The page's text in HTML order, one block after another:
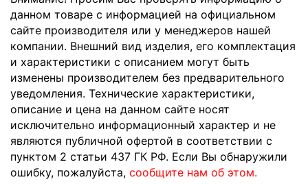
данном товаре с информацией на официальном
сайте производителя или у менеджеров нашей
компании. Внешний вид изделия, его комплектация
и характеристики с описанием могут быть
изменены производителем без предварительного
уведомления. Технические характеристики,
описание и цена на данном сайте носят
исключительно информационный характер и не
являются публичной офертой в соответствии с
пунктом 2 статьи 437 ГК РФ. Если Вы обнаружили
ошибку, пожалуйста, сообщите нам об этом.